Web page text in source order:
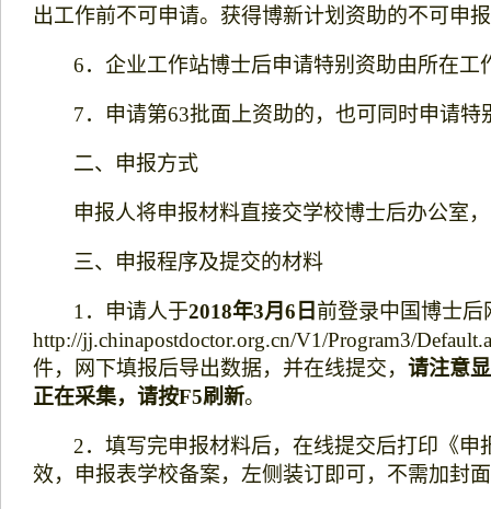
出工作前不可申请。获得博新计划资助的不可申
6．企业工作站博士后申请特别资助由所在
7．申请第63批面上资助的，也可同时申请特
二、申报方式
申报人将申报材料直接交学校博士后办公室
三、申报程序及提交的材料
1 ．申请人于2018年3月6 日 前登录中国博士后
http://jj.chinapostdoctor.org.cn/V1/Program3/
件，网下填报后导出数据，并在线提交， 请注意
正在采集，请按F5刷新。
2．填写完申报材料后，在线提交后打印《申
效，申报表学校备案，左侧装订即可，不需加封